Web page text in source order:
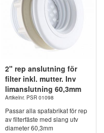
2" rep anslutning för
filter inkl. mutter. Inv
limanslutning 60,3mm
Artikelnr. PSR 01098
Passar alla spafabrikat för rep
av filterfäste med slang utv
diameter 60,3mm